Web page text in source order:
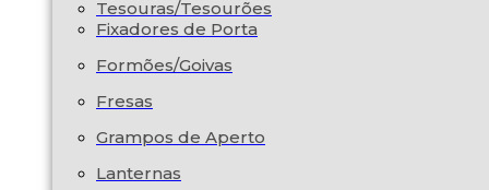
Tesouras/Tesourões
Fixadores de Porta
Formões/Goivas
Fresas
Grampos de Aperto
Lanternas